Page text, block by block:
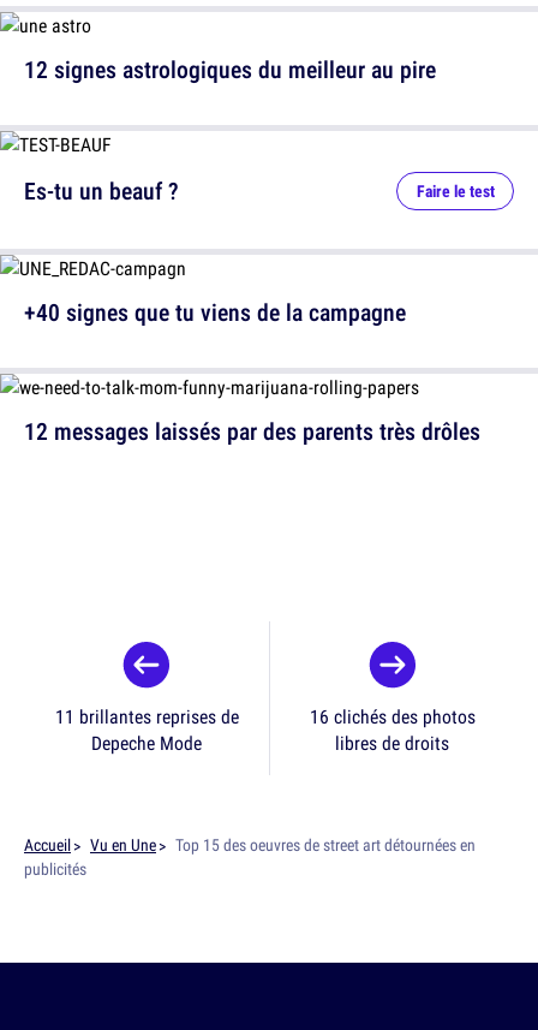
12 signes astrologiques du meilleur au pire
12 messages laissés par des parents très drôles
Es-tu un beauf ? Faire le test
+40 signes que tu viens de la campagne
11 brillantes reprises de
Depeche Mode
16 clichés des photos
libres de droits
Accueil Vu en Une
Top 15 des oeuvres de street art détournées en
publicités